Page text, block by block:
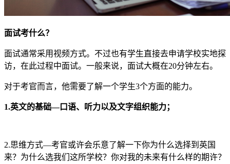
面试考什么？
面试通常采用视频方式。不过也有学生直接去申请学校实地探
访，在此过程中面试。一般来说，面试大概在20分钟左右。
对于考官而言，他需要了解一个学生3个方面的能力。
1.英文的基础—口语、听力以及文字组织能力；
2.思维方式—考官或许会乐意了解一下你为什么选择到英国
来？为什么选我们这所学校？你对我的未来有什么样的期许？